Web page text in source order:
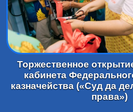
Торжественное
кабинета
казначейства («Суд да
права»)